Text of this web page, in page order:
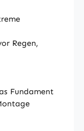
Regen,
Fundament